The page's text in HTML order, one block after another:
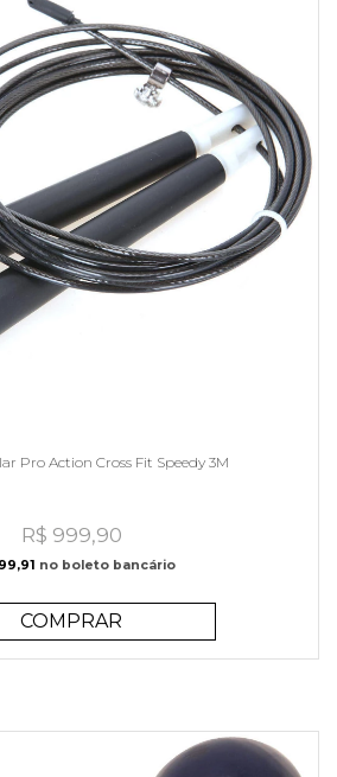
Pro Action Cross Fit Speedy 3M
R$ 999,90
no boleto bancário
COMPRAR